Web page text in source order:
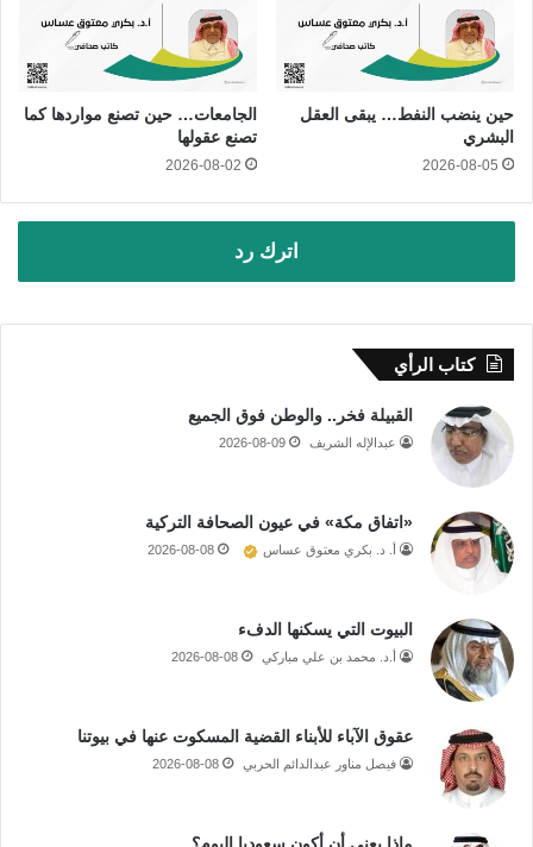
حين ينضب النفط… يبقى العقل
البشري
2026-08-05
الجامعات… حين تصنع مواردها كما
تصنع عقولها
2026-08-02
اترك رد
كتاب الرأي
القبيلة فخر.. والوطن فوق الجميع
عبدالإله الشريف 2026-08-09
«اتفاق مكة» في عيون الصحافة التركية
أ. د. بكري معتوق عساس 2026-08-08
البيوت التي يسكنها الدفء
أ.د. محمد بن علي مباركي 2026-08-08
عقوق الآباء للأبناء القضية المسكوت عنها في بيوتنا
فيصل مناور عبدالدائم الحربي 2026-08-08